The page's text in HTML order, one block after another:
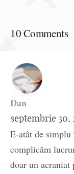
10 Comments
Dan
septembrie 30,
E-atât de
complicăm
doar un